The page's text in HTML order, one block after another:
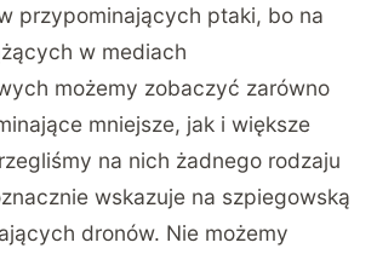
przypominających ptaki, bo na
w mediach
możemy zobaczyć zarówno
mniejsze, jak i większe
na nich żadnego rodzaju
wskazuje na szpiegowską
dronów. Nie możemy